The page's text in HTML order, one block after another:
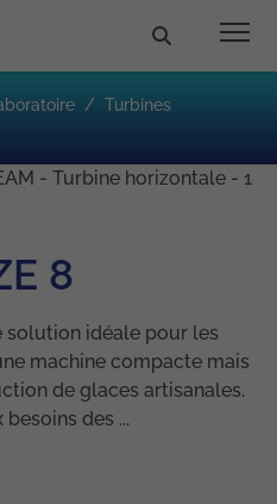
Turbines
8
solution idéale pour les
machine compacte mais
de glaces artisanales.
des ...